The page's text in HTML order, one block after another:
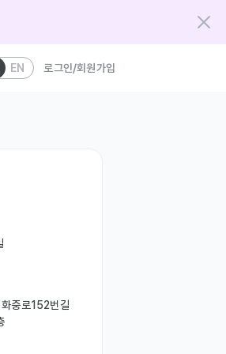
EN 로그인/회원가입
화중로152번길